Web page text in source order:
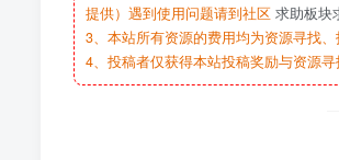
提供）遇到使用问题请到社区 求助板块
3、本站所有资源的费用均为资源寻找
4、投稿者仅获得本站投稿奖励与资源